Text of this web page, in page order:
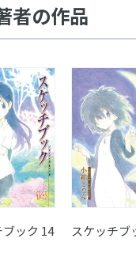
者の作品
ック 14 スケッチブ